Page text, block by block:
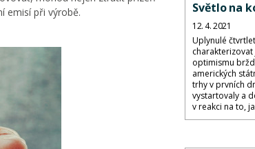
emisí při výrobě.
Světlo na
12. 4. 2021
Uplynulé
optimismu
amerických
trhy v prvních
vystartovaly a
v reakci na to,